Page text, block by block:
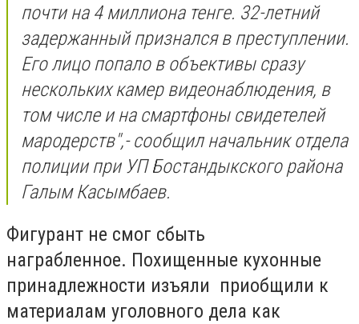
почти на 4 миллиона тенге. 32-летний
задержанный признался в преступлении.
Его лицо попало в объективы сразу
нескольких камер видеонаблюдения, в
том числе и на смартфоны свидетелей
мародерств",- сообщил начальник отдела
полиции при УП Бостандыкского района
Галым Касымбаев.
Фигурант не смог сбыть
награбленное. Похищенные кухонные
принадлежности изъяли приобщили к
материалам уголовного дела как